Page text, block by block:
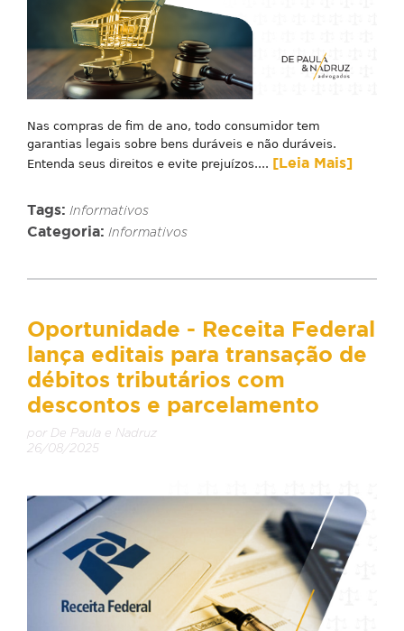
Nas compras de fim de ano, todo consumidor tem
garantias legais sobre bens duráveis e não duráveis.
Entenda seus direitos e evite prejuízos.... [Leia Mais]
Tags: Informativos
Categoria: Informativos
Oportunidade - Receita Federal
lança editais para transação de
débitos tributários com
descontos e parcelamento
por De Paula e Nadruz
26/08/2025